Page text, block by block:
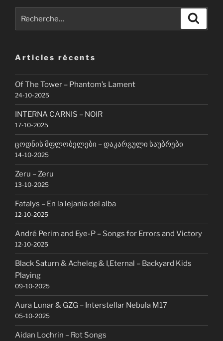
pour
Articles récents
Of The Tower – Phantom’s Lament
24-10-2025
INTERNA CARNIS – NOIR
17-10-2025
ცოდნის მფლობელები – დაკარგული საუბრები
14-10-2025
Zeru – Zeru
13-10-2025
Fatalys – En la lejanía del alba
12-10-2025
André Perim and Eye-P – Songs for Errors and Victory
12-10-2025
Black Saturn & Acheleg & I,Eternal – Backyard Kids
Playing
09-10-2025
Aura Lunar & GZG – Interstellar Nebula M17
05-10-2025
Aidan Lochrin – Rot Songs